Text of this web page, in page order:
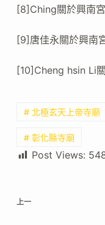
[8]Ching關於興南宮
[9]唐佳永關於興南
[10]Cheng hsin Li
# 北極玄天上帝寺廟
# 彰化縣寺廟
Post Views:
上一